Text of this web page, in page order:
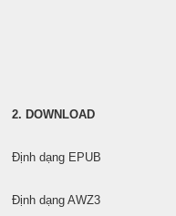
2. DOWNLOAD
Định dạng EPUB
Định dạng AWZ3